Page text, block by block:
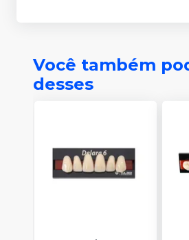
Você também
desses